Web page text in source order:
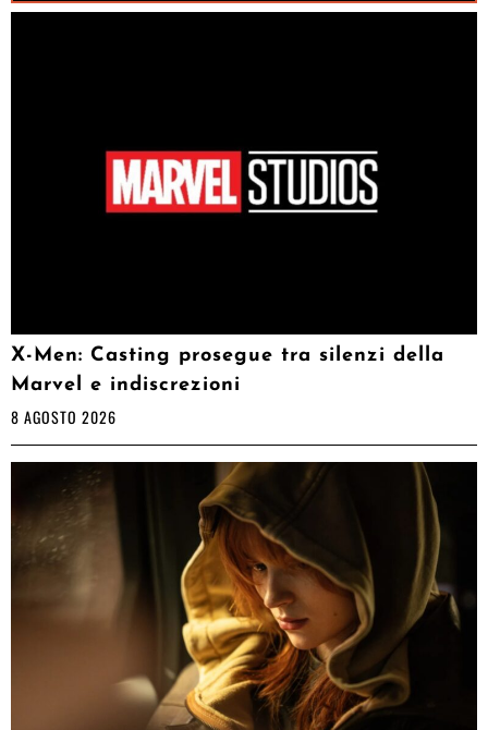
X-Men: Casting prosegue tra silenzi della
Marvel e indiscrezioni
8 AGOSTO 2026